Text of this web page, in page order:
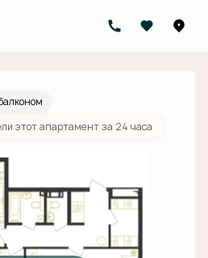
34 663 293 руб.
этот апартамент за 24 часа